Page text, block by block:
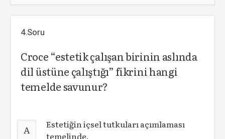
4.Soru
Croce “estetik çalışan birinin aslında
dil üstüne çalıştığı” fikrini hangi
temelde savunur?
A
Estetiğin içsel tutkuları açımlaması
temelinde.